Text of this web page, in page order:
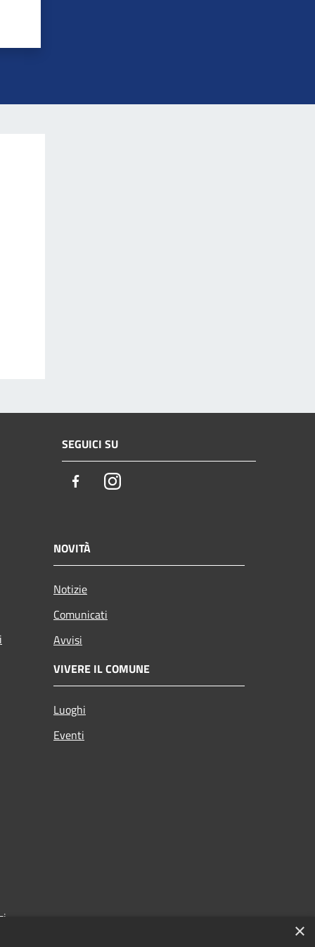
SEGUICI SU
FacebookInstagram
NOVITÀ
Notizie
Comunicati
Avvisi
VIVERE IL COMUNE
Luoghi
Eventi
×